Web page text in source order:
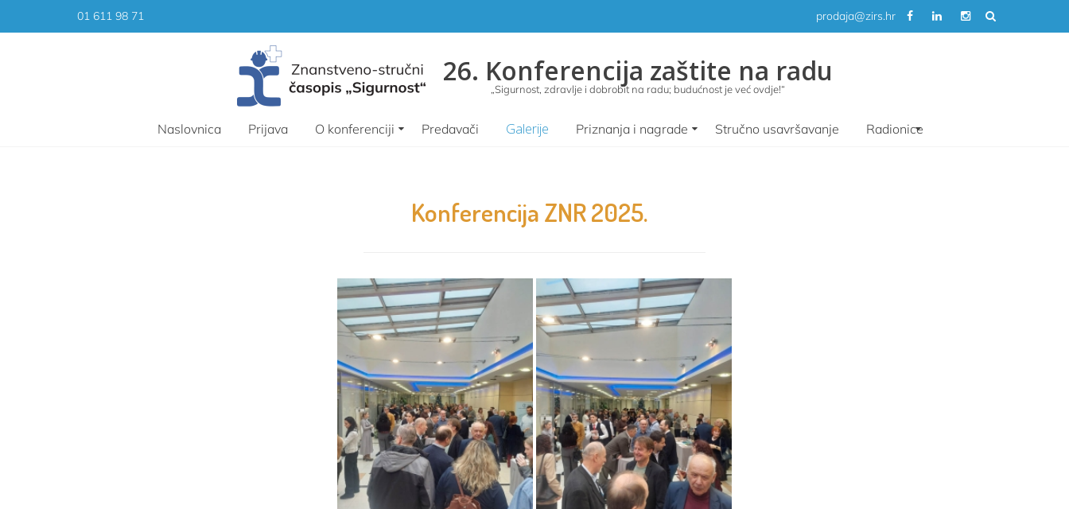
01 611 98 71 prodaja@zirs.hr
26. Konferencija zaštite na radu
„Sigurnost, zdravlje i dobrobit na radu; budućnost je već ovdje!“
Naslovnica Prijava O konferenciji Predavači Galerije Priznanja i nagrade Stručno usavršavanje Radionice
Konferencija ZNR 2025.